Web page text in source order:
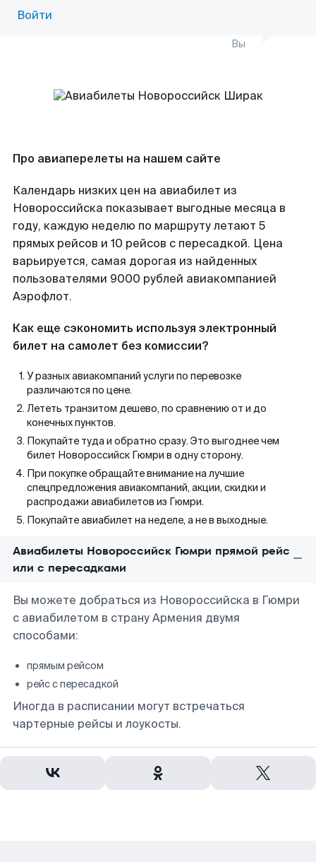
Войти
Вы
Про авиаперелеты на нашем сайте
Календарь низких цен на авиабилет из
Новороссийска показывает выгодные месяца в
году, каждую неделю по маршруту летают 5
прямых рейсов и 10 рейсов с пересадкой. Цена
варьируется, самая дорогая из найденных
пользователями 9000 рублей авиакомпанией
Аэрофлот.
Как еще сэкономить используя электронный
билет на самолет без комиссии?
У разных авиакомпаний услуги по перевозке
различаются по цене.
Лететь транзитом дешево, по сравнению от и до
конечных пунктов.
Покупайте туда и обратно сразу. Это выгоднее чем
билет Новороссийск Гюмри в одну сторону.
При покупке обращайте внимание на лучшие
спецпредложения авиакомпаний, акции, скидки и
распродажи авиабилетов из Гюмри.
Покупайте авиабилет на неделе, а не в выходные.
Авиабилеты Новороссийск Гюмри прямой рейс
или с пересадками
Вы можете добраться из Новороссийска в Гюмри
с авиабилетом в страну Армения двумя
способами:
прямым рейсом
рейс с пересадкой
Иногда в расписании могут встречаться
чартерные рейсы и лоукосты.